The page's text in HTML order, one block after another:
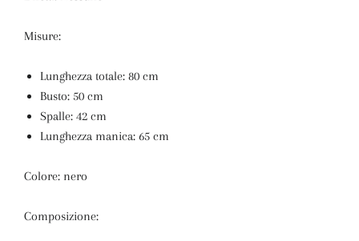
Misure:
Lunghezza totale: 80 cm
Busto: 50 cm
Spalle: 42 cm
Lunghezza manica: 65 cm
Colore: nero
Composizione: